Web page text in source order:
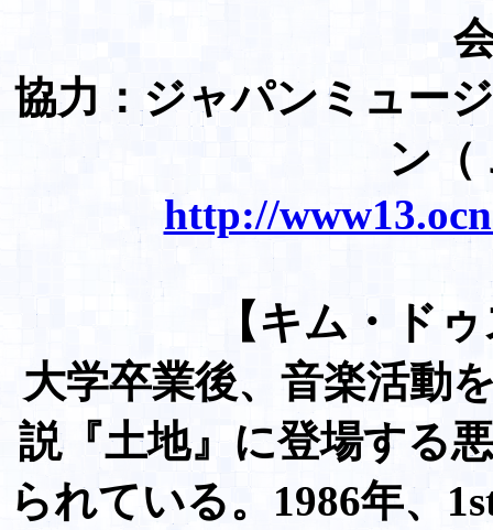
協力：ジャパンミュー
ン（
http://
【キム・ド
大学卒業後、音楽活動
説『土地』に登場する
られている。1986年、